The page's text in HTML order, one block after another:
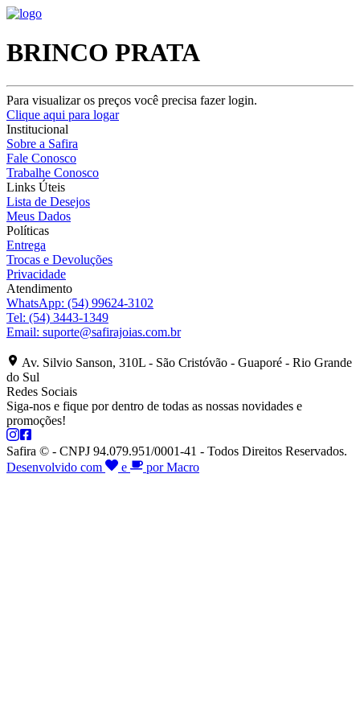
BRINCO PRATA
Para visualizar os preços você precisa fazer login.
Clique aqui para logar
Institucional
Sobre a Safira
Fale Conosco
Trabalhe Conosco
Links Úteis
Lista de Desejos
Meus Dados
Políticas
Entrega
Trocas e Devoluções
Privacidade
Atendimento
WhatsApp: (54) 99624-3102
Tel: (54) 3443-1349
Email: suporte@safirajoias.com.br
Av. Silvio Sanson, 310L - São Cristóvão - Guaporé - Rio Grande
do Sul
Redes Sociais
Siga-nos e fique por dentro de todas as nossas novidades e
promoções!
Safira © - CNPJ 94.079.951/0001-41 - Todos Direitos Reservados.
Desenvolvido com
e por Macro